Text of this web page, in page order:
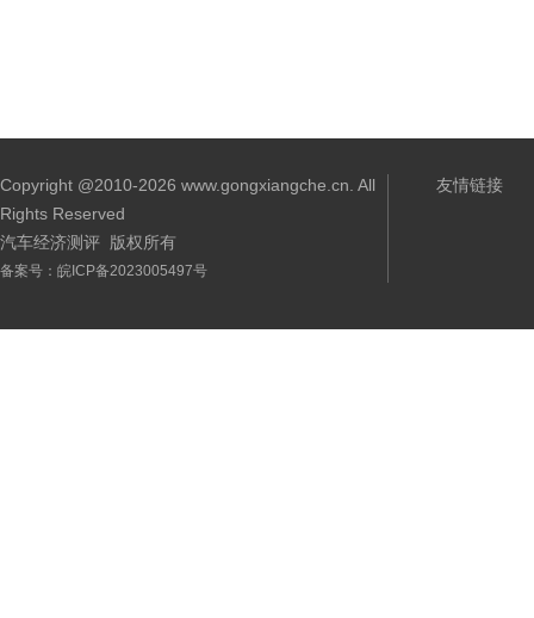
Copyright @2010-2026 www.gongxiangche.cn. All
Rights Reserved
汽车经济测评 版权所有
备案号：皖ICP备2023005497号
友情链接